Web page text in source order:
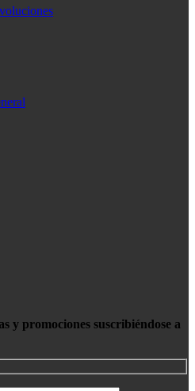
y promociones suscribiéndose a